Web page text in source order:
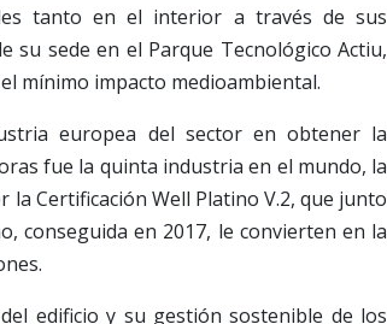
tanto en el interior a través de sus
su sede en el Parque Tecnológico Actiu,
mínimo impacto medioambiental.
europea del sector en obtener la
fue la quinta industria en el mundo, la
Certificación Well Platino V.2, que junto
conseguida en 2017, le convierten en la
edificio y su gestión sostenible de los